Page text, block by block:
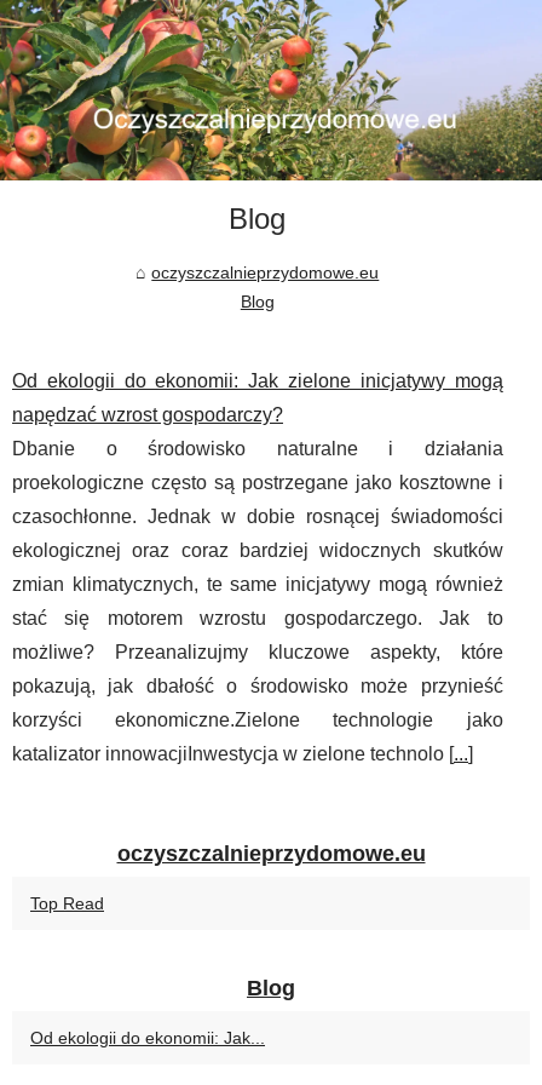
Blog
oczyszczalnieprzydomowe.eu
Blog
Od ekologii do ekonomii: Jak zielone inicjatywy mogą
napędzać wzrost gospodarczy?
Dbanie o środowisko naturalne i działania
proekologiczne często są postrzegane jako kosztowne i
czasochłonne. Jednak w dobie rosnącej świadomości
ekologicznej oraz coraz bardziej widocznych skutków
zmian klimatycznych, te same inicjatywy mogą również
stać się motorem wzrostu gospodarczego. Jak to
możliwe? Przeanalizujmy kluczowe aspekty, które
pokazują, jak dbałość o środowisko może przynieść
korzyści ekonomiczne.Zielone technologie jako
katalizator innowacjiInwestycja w zielone technolo [...]
oczyszczalnieprzydomowe.eu
Top Read
Blog
Od ekologii do ekonomii: Jak...